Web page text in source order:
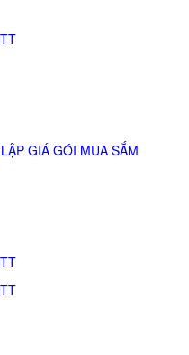
GIÁ GÓI MUA SẮM